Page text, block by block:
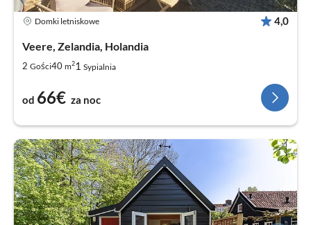
Domki letniskowe 4,0
Veere, Zelandia, Holandia
2 Gości40 m21 Sypialnia
od 66€ za noc